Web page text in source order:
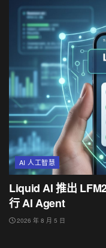
AI 人工智慧
Liquid AI 推出
行 AI Agent
2026 年 8 月 5 日